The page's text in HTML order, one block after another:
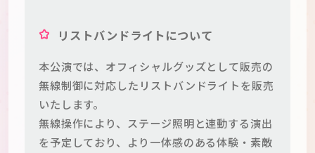
リストバンドライトについて
本公演では、オフィシャルグッズとして販売の
無線制御に対応したリストバンドライトを販売
いたします。
無線操作により、ステージ照明と連動する演出
を予定しており、より一体感のある体験・素敵